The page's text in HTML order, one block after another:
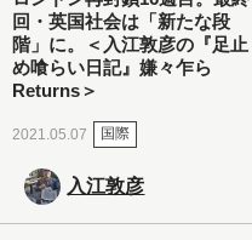
回・英国社会は「新たな段
階」に。＜入江敦彦の『足止
め喰らい日記』嫌々乍ら
Returns＞
2021.05.07 国際
入江敦彦